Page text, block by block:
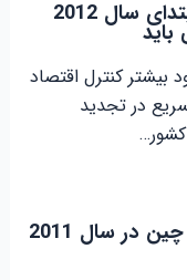
تعرفه های گمرکی 730 قلم کالا از ابتدای سال 2012
بیشتر کنترل اقتصاد
در تجدید
میزان جذب سرمایه گذاری خارجی چین در سال 2011